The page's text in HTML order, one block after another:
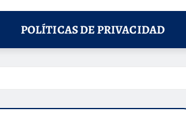
POLÍTICAS DE PRIVACIDAD